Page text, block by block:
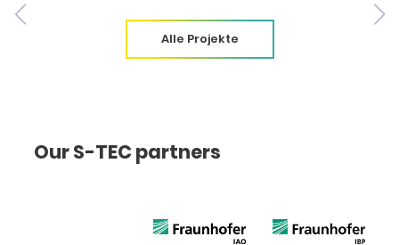
Alle Projekte
Our S-TEC partners